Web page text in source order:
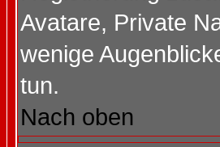
Avatare, Private
wenige
tun.
Nach oben